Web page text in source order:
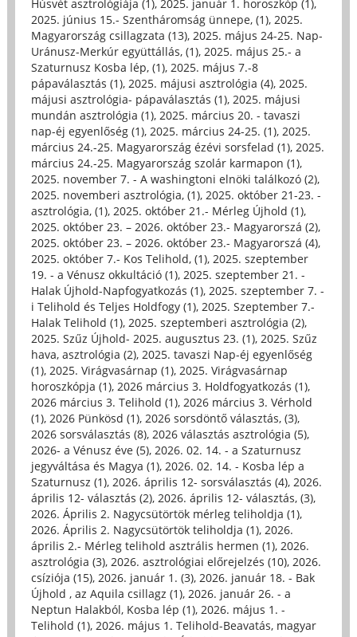
Húsvét asztrológiája (1), 2025. január 1. horoszkóp (1),
2025. június 15.- Szentháromság ünnepe, (1), 2025.
Magyarország csillagzata (13), 2025. május 24-25. Nap-
Uránusz-Merkúr együttállás, (1), 2025. május 25.- a
Szaturnusz Kosba lép, (1), 2025. május 7.-8
pápaválasztás (1), 2025. májusi asztrológia (4), 2025.
májusi asztrológia- pápaválasztás (1), 2025. májusi
mundán asztrológia (1), 2025. március 20. - tavaszi
nap-éj egyenlőség (1), 2025. március 24-25. (1), 2025.
március 24.-25. Magyarország ézévi sorsfelad (1), 2025.
március 24.-25. Magyarország szolár karmapon (1),
2025. november 7. - A washingtoni elnöki találkozó (2),
2025. novemberi asztrológia, (1), 2025. október 21-23. -
asztrológia, (1), 2025. október 21.- Mérleg Újhold (1),
2025. október 23. – 2026. október 23.- Magyarorszá (2),
2025. október 23. – 2026. október 23.- Magyarorszá (4),
2025. október 7.- Kos Telihold, (1), 2025. szeptember
19. - a Vénusz okkultáció (1), 2025. szeptember 21. -
Halak Újhold-Napfogyatkozás (1), 2025. szeptember 7. -
i Telihold és Teljes Holdfogy (1), 2025. Szeptember 7.-
Halak Telihold (1), 2025. szeptemberi asztrológia (2),
2025. Szűz Újhold- 2025. augusztus 23. (1), 2025. Szűz
hava, asztrológia (2), 2025. tavaszi Nap-éj egyenlőség
(1), 2025. Virágvasárnap (1), 2025. Virágvasárnap
horoszkópja (1), 2026 március 3. Holdfogyatkozás (1),
2026 március 3. Telihold (1), 2026 március 3. Vérhold
(1), 2026 Pünkösd (1), 2026 sorsdöntő választás, (3),
2026 sorsválasztás (8), 2026 választás asztrológia (5),
2026- a Vénusz éve (5), 2026. 02. 14. - a Szaturnusz
jegyváltása és Magya (1), 2026. 02. 14. - Kosba lép a
Szaturnusz (1), 2026. április 12- sorsválasztás (4), 2026.
április 12- választás (2), 2026. április 12- választás, (3),
2026. Április 2. Nagycsütörtök mérleg teliholdja (1),
2026. Április 2. Nagycsütörtök teliholdja (1), 2026.
április 2.- Mérleg telihold asztrális hermen (1), 2026.
asztrológia (3), 2026. asztrológiai előrejelzés (10), 2026.
csíziója (15), 2026. január 1. (3), 2026. január 18. - Bak
Újhold , az Aquila csillagz (1), 2026. január 26. - a
Neptun Halakból, Kosba lép (1), 2026. május 1. -
Telihold (1), 2026. május 1. Telihold-Beavatás, magyar